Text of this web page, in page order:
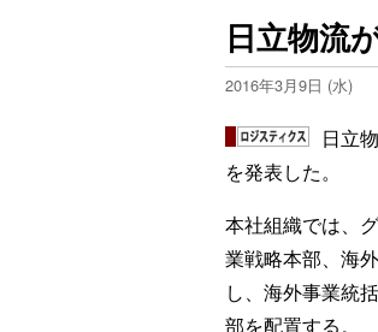
日立物流
2016年3月9日 (水)
日立
を発表した。
本社組織では、
業戦略本部、海
し、海外事業統
部を配置する。